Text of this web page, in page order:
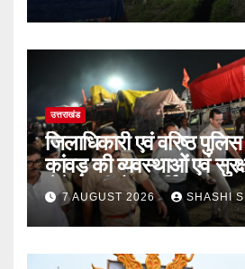
उत्तराखंड
जिलाधिकारी एवं वरिष्ठ
कांवड़ की व्यवस्थाओं एवं
लेने बैरागी कैंप पार्किंग स्थल
देर रात्रि पहुंचे
7 AUGUST 2026 SHASHI